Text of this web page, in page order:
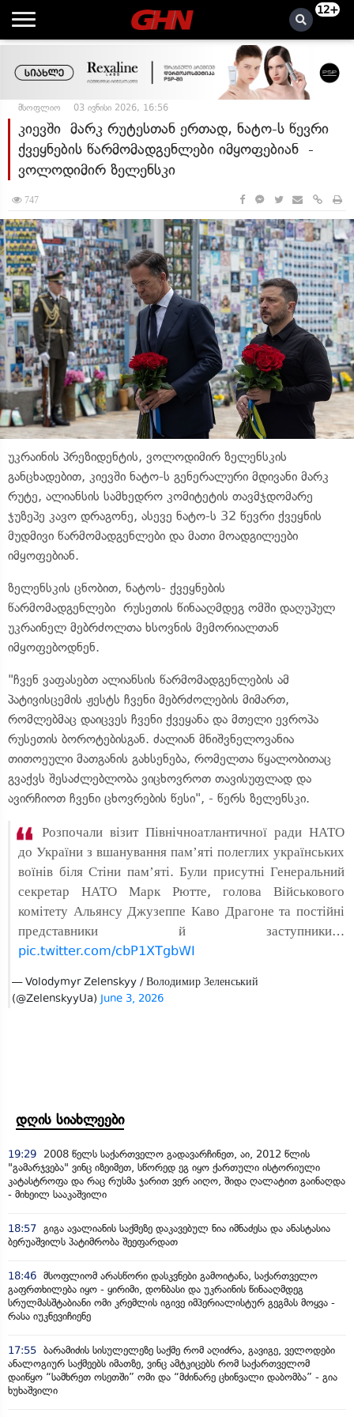
12+
მსოფლიო 03 ივნისი 2026, 16:56
კიევში მარკ რუტესთან ერთად, ნატო-ს წევრი
ქვეყნების წარმომადგენლები იმყოფებიან -
ვოლოდიმირ ზელენსკი
747
უკრაინის პრეზიდენტის, ვოლოდიმირ ზელენსკის
განცხადებით, კიევში ნატო-ს გენერალური მდივანი მარკ
რუტე, ალიანსის სამხედრო კომიტეტის თავმჯდომარე
ჯუზეპე კავო დრაგონე, ასევე ნატო-ს 32 წევრი ქვეყნის
მუდმივი წარმომადგენლები და მათი მოადგილეები
იმყოფებიან.
ზელენსკის ცნობით, ნატოს- ქვეყნების
წარმომადგენლები რუსეთის წინააღმდეგ ომში დაღუპულ
უკრაინელ მებრძოლთა ხსოვნის მემორიალთან
იმყოფებოდნენ.
"ჩვენ ვაფასებთ ალიანსის წარმომადგენლების ამ
პატივისცემის ჟესტს ჩვენი მებრძოლების მიმართ,
რომლებმაც დაიცვეს ჩვენი ქვეყანა და მთელი ევროპა
რუსეთის ბოროტებისგან. ძალიან მნიშვნელოვანია
თითოეული მათგანის გახსენება, რომელთა წყალობითაც
გვაქვს შესაძლებლობა ვიცხოვროთ თავისუფლად და
ავირჩიოთ ჩვენი ცხოვრების წესი", - წერს ზელენსკი.
Розпочали візит Північноатлантичної ради НАТО
до України з вшанування памʼяті полеглих українських
воїнів біля Стіни памʼяті. Були присутні Генеральний
секретар НАТО Марк Рютте, голова Військового
комітету Альянсу Джузеппе Каво Драгоне та постійні
представники й заступники…
pic.twitter.com/cbP1XTgbWI
— Volodymyr Zelenskyy / Володимир Зеленський
(@ZelenskyyUa) June 3, 2026
დღის სიახლეები
19:29
2008 წელს საქართველო გადავარჩინეთ, აი, 2012 წლის
"გამარჯვება" ვინც იზეიმეთ, სწორედ ეგ იყო ქართული ისტორიული
კატასტროფა და რაც რუსმა ჯარით ვერ აიღო, შიდა ღალატით გაინაღდა
- მიხეილ სააკაშვილი
18:57 გიგა ავალიანის საქმეზე დაკავებულ ნია იმნაძესა და ანასტასია
ბერუაშვილს პატიმრობა შეეფარდათ
18:46 მსოფლიომ არასწორი დასკვნები გამოიტანა, საქართველო
გაფრთხილება იყო - ყირიმი, დონბასი და უკრაინის წინააღმდეგ
სრულმასშტაბიანი ომი კრემლის იგივე იმპერიალისტურ გეგმას მოყვა -
რასა იუკნევიჩიენე
17:55 ბარამიძის სისულელეზე საქმე რომ აღიძრა, გავიგე, ველოდები
ანალოგიურ საქმეებს იმათზე, ვინც ამტკიცებს რომ საქართველომ
დაიწყო “სამხრეთ ოსეთში” ომი და “მძინარე ცხინვალი დაბომბა” - გია
ხუხაშვილი